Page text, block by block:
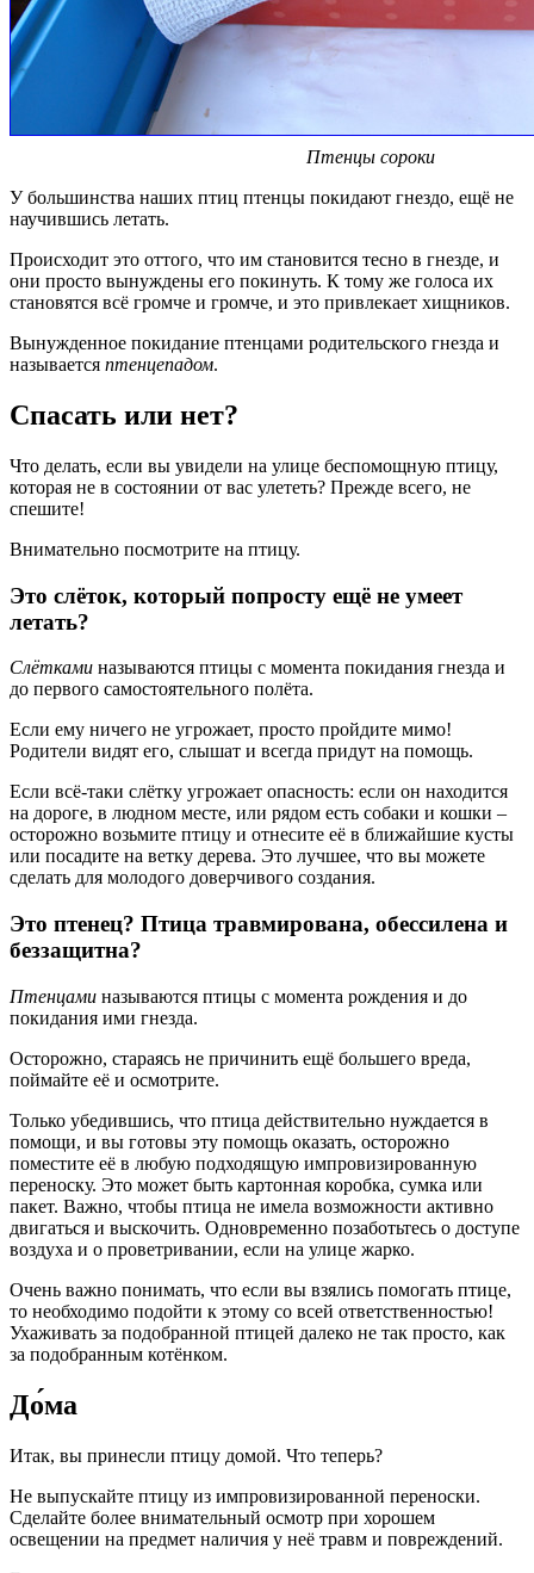
Птенцы сороки
У большинства наших птиц птенцы покидают гнездо, ещё не
научившись летать.
Происходит это оттого, что им становится тесно в гнезде, и
они просто вынуждены его покинуть. К тому же голоса их
становятся всё громче и громче, и это привлекает хищников.
Вынужденное покидание птенцами родительского гнезда и
называется птенцепадом.
Спасать или нет?
Что делать, если вы увидели на улице беспомощную птицу,
которая не в состоянии от вас улететь? Прежде всего, не
спешите!
Внимательно посмотрите на птицу.
Это слёток, который попросту ещё не умеет
летать?
Слётками называются птицы с момента покидания гнезда и
до первого самостоятельного полёта.
Если ему ничего не угрожает, просто пройдите мимо!
Родители видят его, слышат и всегда придут на помощь.
Если всё-таки слётку угрожает опасность: если он находится
на дороге, в людном месте, или рядом есть собаки и кошки –
осторожно возьмите птицу и отнесите её в ближайшие кусты
или посадите на ветку дерева. Это лучшее, что вы можете
сделать для молодого доверчивого создания.
Это птенец? Птица травмирована, обессилена и
беззащитна?
Птенцами называются птицы с момента рождения и до
покидания ими гнезда.
Осторожно, стараясь не причинить ещё большего вреда,
поймайте её и осмотрите.
Только убедившись, что птица действительно нуждается в
помощи, и вы готовы эту помощь оказать, осторожно
поместите её в любую подходящую импровизированную
переноску. Это может быть картонная коробка, сумка или
пакет. Важно, чтобы птица не имела возможности активно
двигаться и выскочить. Одновременно позаботьтесь о доступе
воздуха и о проветривании, если на улице жарко.
Очень важно понимать, что если вы взялись помогать птице,
то необходимо подойти к этому со всей ответственностью!
Ухаживать за подобранной птицей далеко не так просто, как
за подобранным котёнком.
До́ма
Итак, вы принесли птицу домой. Что теперь?
Не выпускайте птицу из импровизированной переноски.
Сделайте более внимательный осмотр при хорошем
освещении на предмет наличия у неё травм и повреждений.